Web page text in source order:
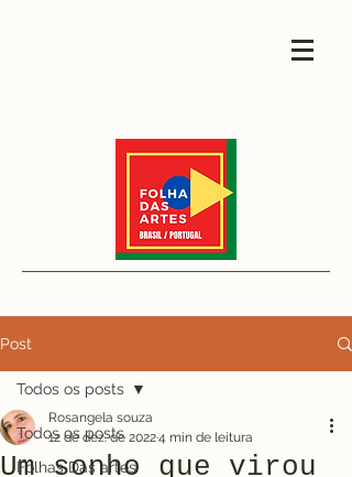
Post
Todos os posts
Folhas Das artes
Todos os posts
Um sonho que virou
Rosangela souza
12 de dez. de 20224 min de leitura